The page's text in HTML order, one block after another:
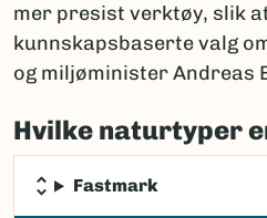
mer presist verktøy, slik
kunnskapsbaserte valg
og miljøminister Andreas
Hvilke naturtyper
Fastmark